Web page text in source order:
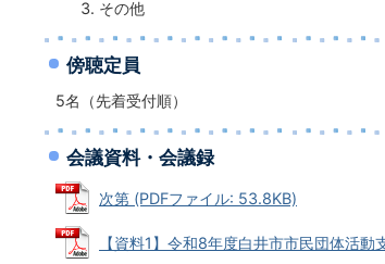
その他
傍聴定員
5名（先着受付順）
会議資料・会議録
次第 (PDFファイル: 53.8KB)
【資料1】令和8年度白井市市民団体活